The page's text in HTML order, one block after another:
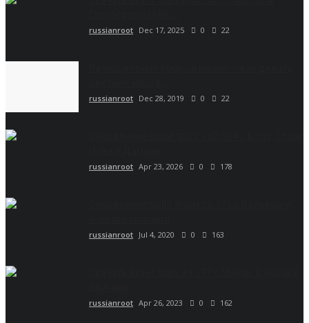
russianroot Dec 17, 2025 0 22
russianroot Dec 28, 2019 0 22
russianroot Apr 23, 2026 0 178
russianroot Jul 4, 2020 0 163
russianroot Apr 26, 2023 0 162